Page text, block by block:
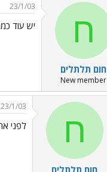
ח
חום תלתלים
New member
23/1/03
יש עוד
ח
חום תלתלים
23/1/03
לפני